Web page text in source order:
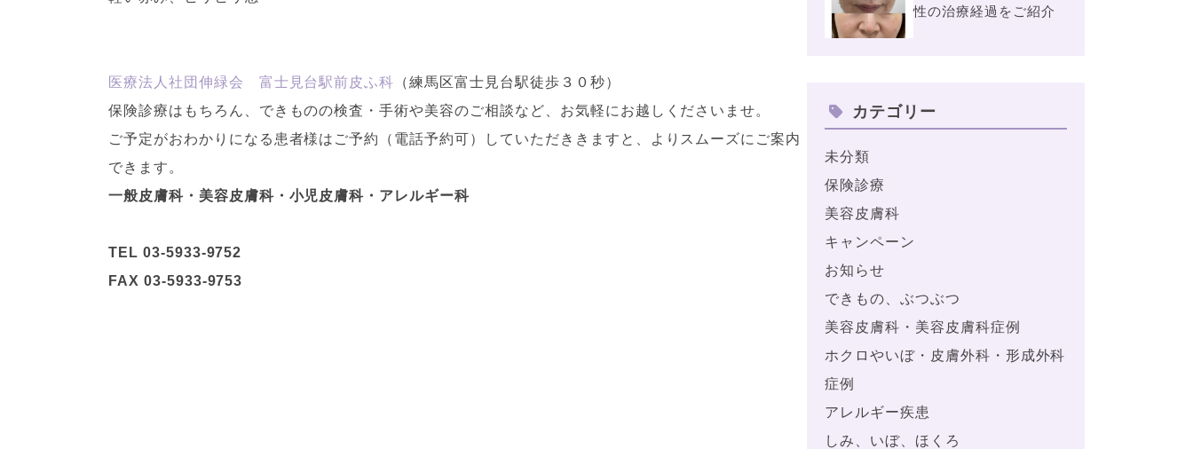
医療法人社団伸緑会 富士見台駅前皮ふ科 （練馬区富士見台駅徒歩３０秒）
保険診療はもちろん、できものの検査・手術や美容のご相談など、お気軽にお越しくださいませ。
ご予定がおわかりになる患者様はご予約（電話予約可）していただききますと、よりスムーズにご案内
できます。
一般皮膚科・美容皮膚科・小児皮膚科・アレルギー科
TEL 03-5933-9752
FAX 03-5933-9753
性の治療経過をご紹介
カテゴリー
未分類
保険診療
美容皮膚科
キャンペーン
お知らせ
できもの、ぶつぶつ
美容皮膚科・美容皮膚科症例
ホクロやいぼ・皮膚外科・形成外科
症例
アレルギー疾患
しみ、いぼ、ほくろ